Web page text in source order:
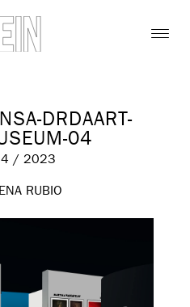
DRDAART-
04
/ 2023
RUBIO